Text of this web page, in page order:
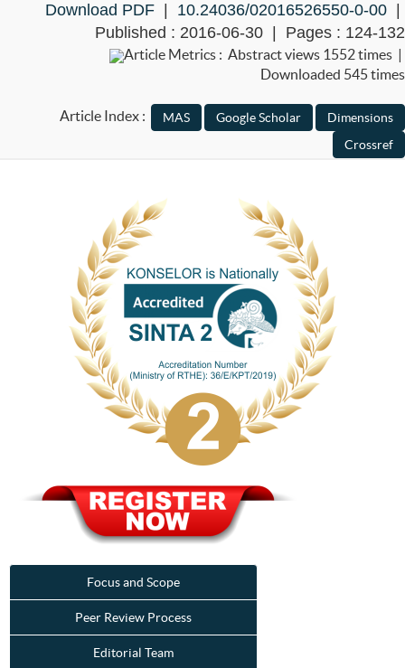
Download PDF 10.24036/02016526550-0-00
Published : 2016-06-30 | Pages : 124-132
Article Metrics : Abstract views 1552 times |
Downloaded 545 times
Article Index :
Focus and Scope
Peer Review Process
Editorial Team